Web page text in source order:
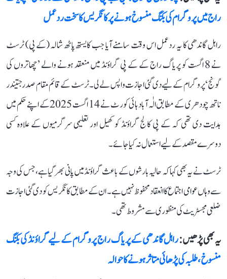
راج میں پروگرام کی بکنگ منسوخ ہونے پر کانگریس کا سخت ردعمل
راہل گاندھی کا یہ ردعمل اس وقت سامنے آیا جب کایستھ پاٹھ شالہ (کے پی) ٹرسٹ
نے 8 اگست کو پریاگ راج کے کے پی گراؤنڈ میں منعقد ہونے والے ’چھاتروں کی
گونج‘ پروگرام کے لیے دی گئی اجازت واپس لے لی۔ ٹرسٹ کے قائم مقام صدر جتیندر
ناتھ چودھری کے مطابق الٰہ آباد ہائی کورٹ نے 14 اگست 2025 کے اپنے حکم میں
ہدایت دی تھی کہ کے پی کالج گراؤنڈ کو کھیل اور تعلیمی سرگرمیوں کے علاوہ کسی
دوسرے مقصد کے لیے استعمال نہ کیا جائے۔
ٹرسٹ نے یہ بھی کہا کہ حالیہ بارشوں کے باعث گراؤنڈ میں پانی بھر گیا ہے، جس کی وجہ
سے وہاں عوامی اجتماع کا انعقاد محفوظ نہیں ہے۔ ان کے مطابق کانگریس کو دی گئی اجازت
ضلعی مجسٹریٹ کی منظوری سے مشروط تھی۔
یہ بھی پڑھیں :راہل گاندھی کے پریاگ راج پروگرام کے لیے گراؤنڈ کی بکنگ
منسوخ، طلبہ کی پڑھائی متاثر ہونے کا حوالہ